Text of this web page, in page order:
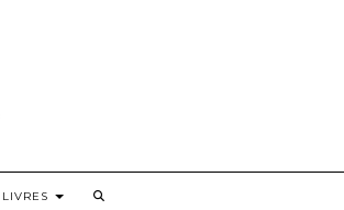
LIVRES